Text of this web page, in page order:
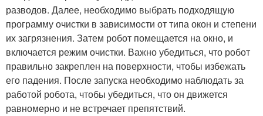
разводов. Далее, необходимо выбрать подходящую
программу очистки в зависимости от типа окон и степени
их загрязнения. Затем робот помещается на окно, и
включается режим очистки. Важно убедиться, что робот
правильно закреплен на поверхности, чтобы избежать
его падения. После запуска необходимо наблюдать за
работой робота, чтобы убедиться, что он движется
равномерно и не встречает препятствий.